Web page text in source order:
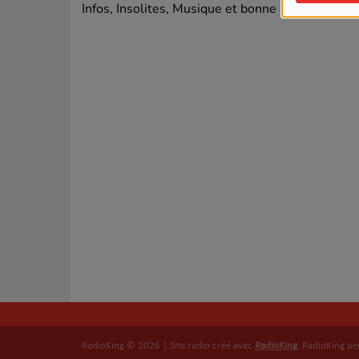
Infos, Insolites, Musique et bonne humeur pour
RadioKing © 2026 | Site radio créé avec RadioKing. RadioKing